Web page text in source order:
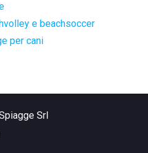
e beachsoccer
per cani
Srl